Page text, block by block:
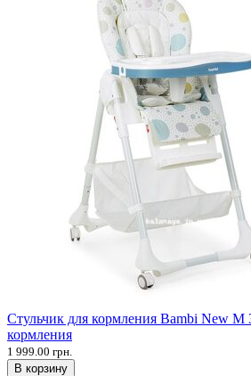
Стульчик для кормления Bambi New M
кормления
1 999.00 грн.
В корзину